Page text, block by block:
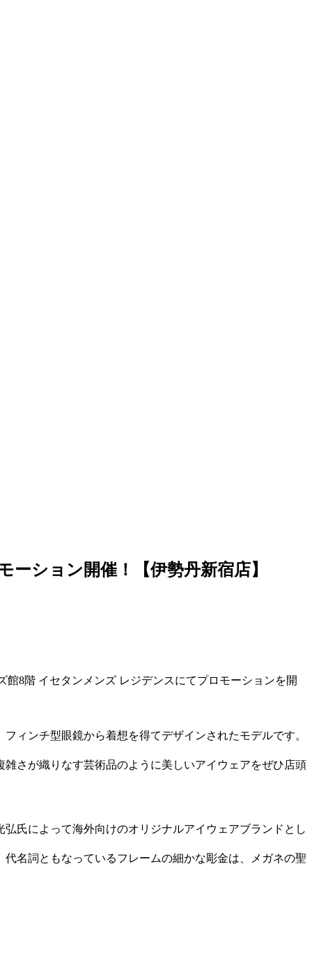
ション開催！【伊勢丹新宿店】
8階 イセタンメンズ レジデンスにてプロモーションを開
ィンチ型眼鏡から着想を得てデザインされたモデルです。
さが織りなす芸術品のように美しいアイウェアをぜひ店頭
氏によって海外向けのオリジナルアイウェアブランドとし
名詞ともなっているフレームの細かな彫金は、メガネの聖